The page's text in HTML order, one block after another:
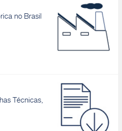
no Brasil
Técnicas,